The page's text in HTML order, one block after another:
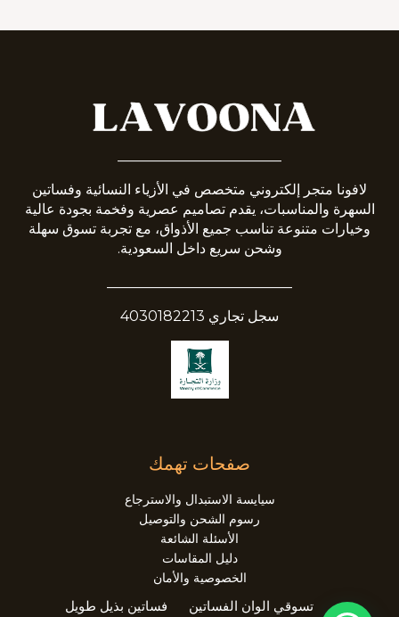
لافونا متجر إلكتروني متخصص في الأزياء النسائية وفساتين
السهرة والمناسبات، يقدم تصاميم عصرية وفخمة بجودة عالية
وخيارات متنوعة تناسب جميع الأذواق، مع تجربة تسوق سهلة
وشحن سريع داخل السعودية.
سجل تجاري 4030182213
صفحات تهمك
سيايسة الاستبدال والاسترجاع
رسوم الشحن والتوصيل
الأسئلة الشائعة
دليل المقاسات
الخصوصية والأمان
تسوقي الوان الفساتين فساتين بذيل طويل